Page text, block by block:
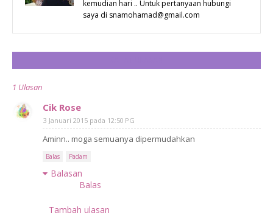
kemudian hari .. Untuk pertanyaan hubungi
saya di snamohamad@gmail.com
1 Ulasan
Cik Rose
3 Januari 2015 pada 12:50 PG
Aminn.. moga semuanya dipermudahkan
Balas Padam
Balasan
Balas
Tambah ulasan